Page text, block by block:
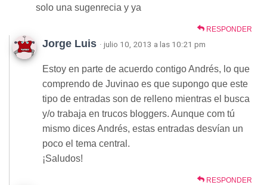
solo una sugenrecia y ya
RESPONDER
Jorge Luis · julio 10, 2013 a las 10:21 pm
Estoy en parte de acuerdo contigo Andrés, lo que
comprendo de Juvinao es que supongo que este
tipo de entradas son de relleno mientras el busca
y/o trabaja en trucos bloggers. Aunque com tú
mismo dices Andrés, estas entradas desvían un
poco el tema central.
¡Saludos!
RESPONDER